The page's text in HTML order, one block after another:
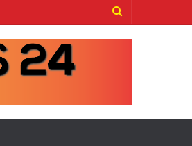
Search
for